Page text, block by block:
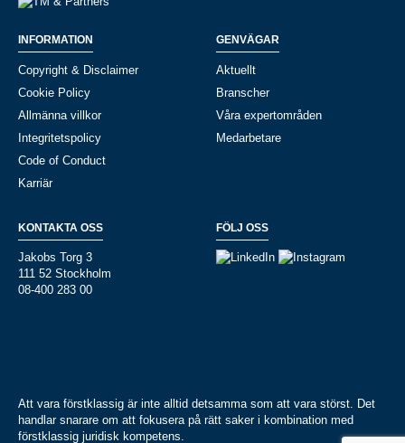
INFORMATION
Copyright & Disclaimer
Cookie Policy
Allmänna villkor
Integritetspolicy
Code of Conduct
Karriär
GENVÄGAR
Aktuellt
Branscher
Våra expertområden
Medarbetare
KONTAKTA OSS
Jakobs Torg 3
111 52 Stockholm
08-400 283 00
FÖLJ OSS
Att vara förstklassig är inte alltid detsamma som att vara störst. Det
handlar snarare om att fokusera på rätt saker i kombination med
förstklassig juridisk kompetens.